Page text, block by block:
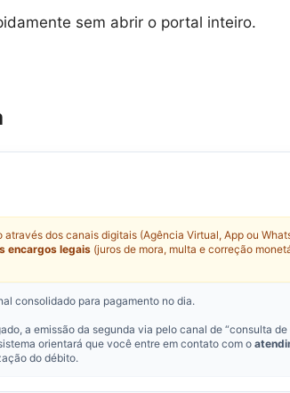
sem abrir o portal inteiro.
dos canais digitais (Agência Virtual, App ou
encargos legais (juros de mora, multa e correção
consolidado para pagamento no dia.
a emissão da segunda via pelo canal de “consulta de
orientará que você entre em contato com o
do débito.